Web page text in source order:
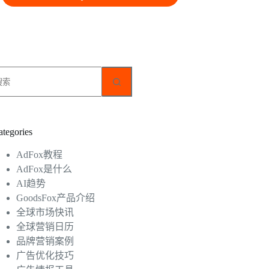
AdFox教程
AdFox是什么
AI趋势
GoodsFox产品介绍
全球市场快讯
全球营销日历
品牌营销案例
广告优化技巧